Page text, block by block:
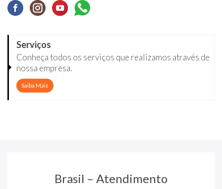
Serviços
Conheça todos os serviços que realizamos através de
nossa empresa.
Saiba Mais
Brasil – Atendimento